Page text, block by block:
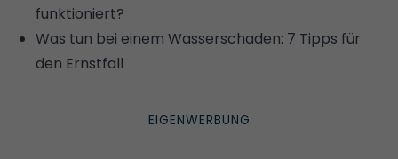
funktioniert?
Was tun bei einem Wasserschaden: 7 Tipps für
den Ernstfall